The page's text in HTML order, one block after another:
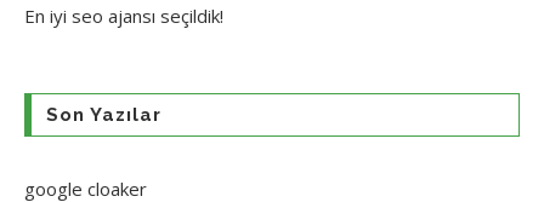
En iyi seo ajansı seçildik!
Son Yazılar
google cloaker